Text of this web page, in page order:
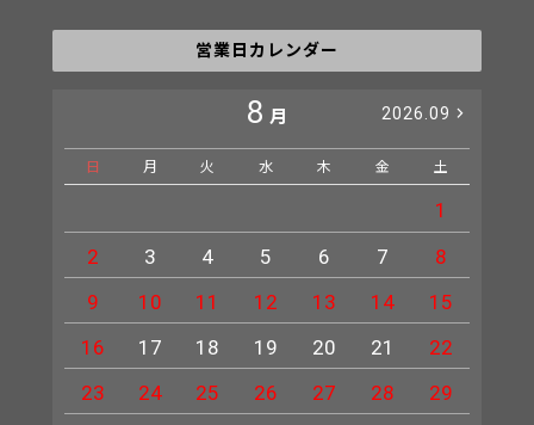
営業日カレンダー
8 月 2026.09
日 月 火 水 木 金 土
1
2
3 4 5 6 7
8
9
10 11 12 13 14
15
16
17 18 19 20 21
22
23
24 25 26 27 28
29